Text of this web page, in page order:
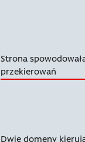
Strona
przekierowań
Dwie domeny